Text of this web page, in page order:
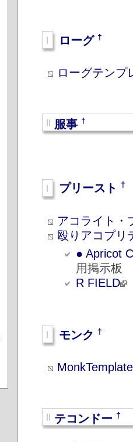
ローグ †
ローグテンプ
服事 †
プリースト †
アコライト・
殴りアコプリ
● Apricot
用掲示板
R FIELD
モンク †
テコンドー †